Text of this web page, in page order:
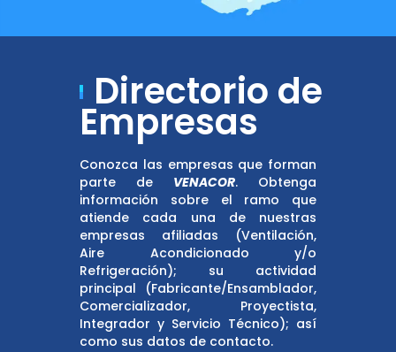
Directorio de
Empresas
Conozca las empresas que forman
parte de VENACOR. Obtenga
información sobre el ramo que
atiende cada una de nuestras
empresas afiliadas (Ventilación,
Aire Acondicionado y/o
Refrigeración); su actividad
principal (Fabricante/Ensamblador,
Comercializador, Proyectista,
Integrador y Servicio Técnico); así
como sus datos de contacto.